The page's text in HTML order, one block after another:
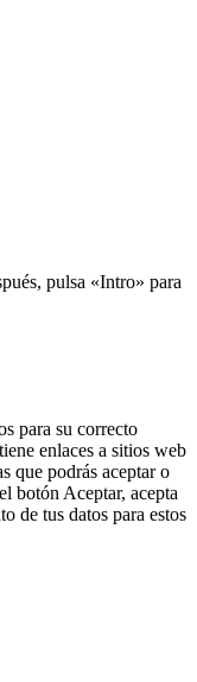
pulsa «Intro» para
para su correcto
enlaces a sitios web
que podrás aceptar o
botón Aceptar, acepta
de tus datos para estos